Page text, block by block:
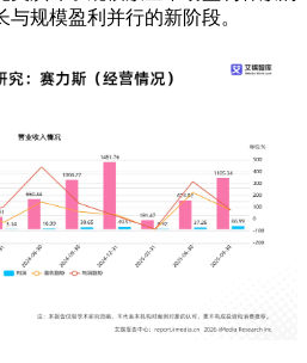
规模盈利并行的新阶段。